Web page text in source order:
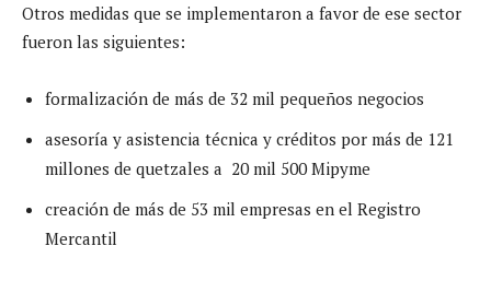
Otros medidas que se implementaron a favor de ese sector
fueron las siguientes:
formalización de más de 32 mil pequeños negocios
asesoría y asistencia técnica y créditos por más de 121
millones de quetzales a 20 mil 500 Mipyme
creación de más de 53 mil empresas en el Registro
Mercantil